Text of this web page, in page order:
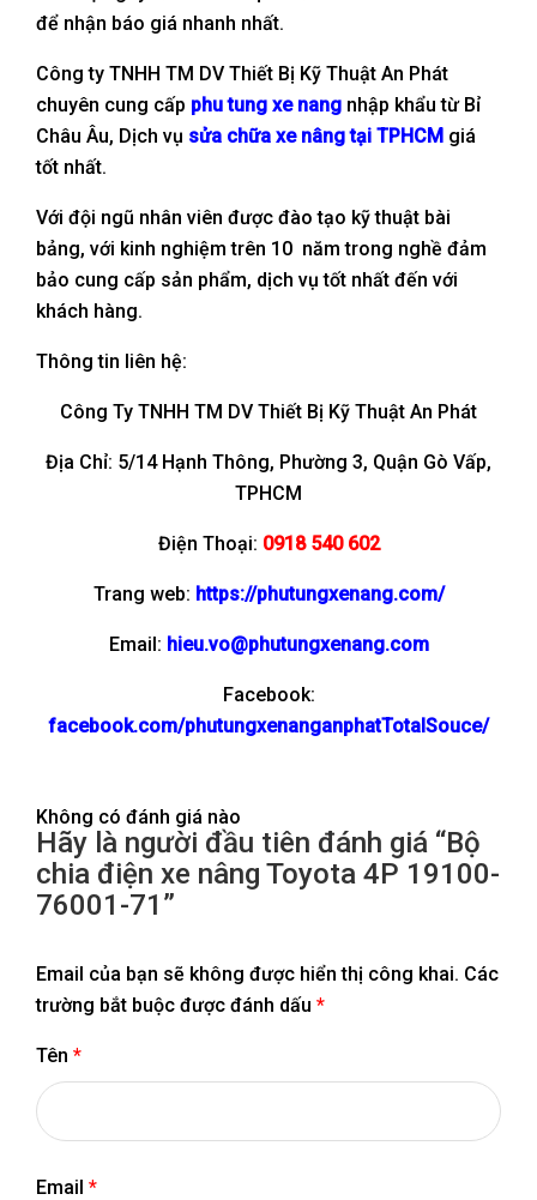
để nhận báo giá nhanh nhất.
Công ty TNHH TM DV Thiết Bị Kỹ Thuật An Phát
chuyên cung cấp phu tung xe nang nhập khẩu từ Bỉ
Châu Âu, Dịch vụ sửa chữa xe nâng tại TPHCM giá
tốt nhất.
Với đội ngũ nhân viên được đào tạo kỹ thuật bài
bảng, với kinh nghiệm trên 10 năm trong nghề đảm
bảo cung cấp sản phẩm, dịch vụ tốt nhất đến với
khách hàng.
Thông tin liên hệ:
Công Ty TNHH TM DV Thiết Bị Kỹ Thuật An Phát
Địa Chỉ: 5/14 Hạnh Thông, Phường 3, Quận Gò Vấp,
TPHCM
Điện Thoại: 0918 540 602
Trang web: https://phutungxenang.com/
Email: hieu.vo@phutungxenang.com
Facebook:
facebook.com/phutungxenanganphatTotalSouce/
Không có đánh giá nào
Hãy là người đầu tiên đánh giá “Bộ
chia điện xe nâng Toyota 4P 19100-
76001-71”
Email của bạn sẽ không được hiển thị công khai. Các
trường bắt buộc được đánh dấu *
Tên *
Email *